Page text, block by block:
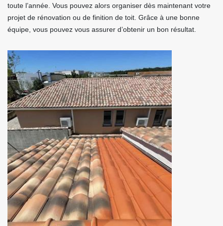
toute l’année. Vous pouvez alors organiser dès maintenant votre
projet de rénovation ou de finition de toit. Grâce à une bonne
équipe, vous pouvez vous assurer d’obtenir un bon résultat.